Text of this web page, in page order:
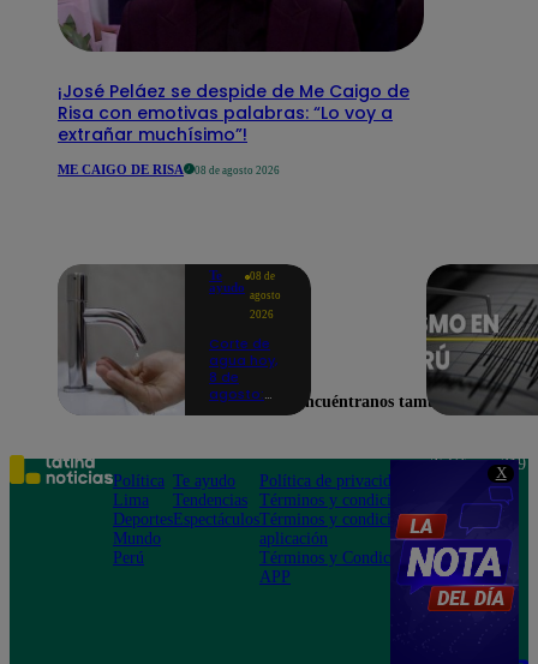
X
¡José Peláez se despide de Me Caigo de
Risa con emotivas palabras: “Lo voy a
extrañar muchísimo”!
ME CAIGO DE RISA 08 de agosto 2026
Te
ayudo
08 de
agosto
2026
Corte de
agua hoy,
8 de
agosto:
sin el
servicio de
Sedapal
Encuéntranos también en
Política
Lima
Deportes
Mundo
Perú
Te ayudo
Tendencias
Espectáculos
Política de privacidad
Términos y condiciones
Términos y condiciones
aplicación
Términos y Condiciones
APP
Teléfono: 219
Av. San
Felipe 968
Jesús María